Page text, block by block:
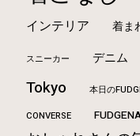
インテリア 着ま
スニーカー デニム
Tokyo 本日の
CONVERSE